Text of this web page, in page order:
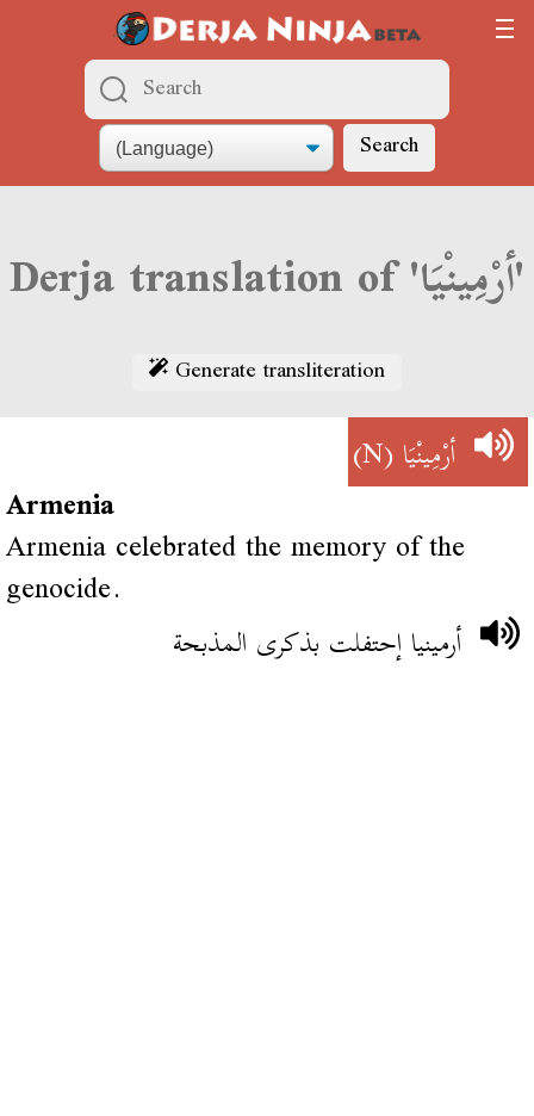
Search
Derja translation of 'أرْمِينْيَا'
Generate transliteration
أرْمِينْيَا(N)
Armenia
Armenia celebrated the memory of the
genocide.
أرمينيا إحتفلت بذكرى المذبحة